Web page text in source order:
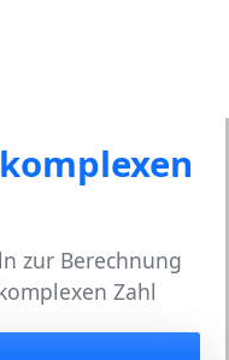
zur Berechnung
Zahl